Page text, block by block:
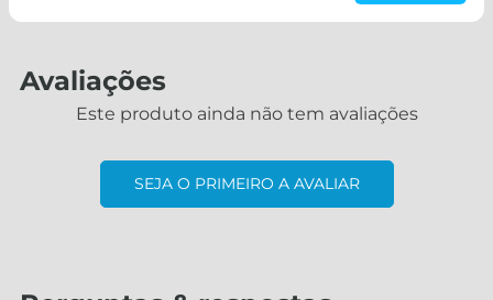
Avaliações
Este produto ainda não tem avaliações
SEJA O PRIMEIRO A AVALIAR